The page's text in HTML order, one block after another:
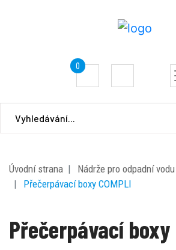
0
Úvodní strana
Nádrže pro odpadní vodu
Přečerpávací boxy COMPLI
Přečerpávací boxy